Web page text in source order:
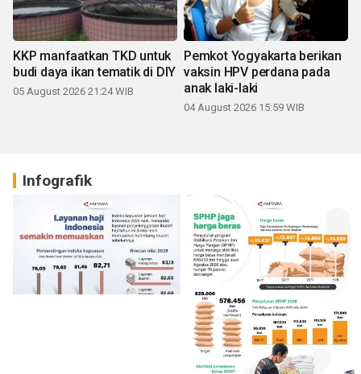
KKP manfaatkan TKD untuk
budi daya ikan tematik di DIY
05 August 2026 21:24 WIB
Pemkot Yogyakarta berikan
vaksin HPV perdana pada
anak laki-laki
04 August 2026 15:59 WIB
Infografik